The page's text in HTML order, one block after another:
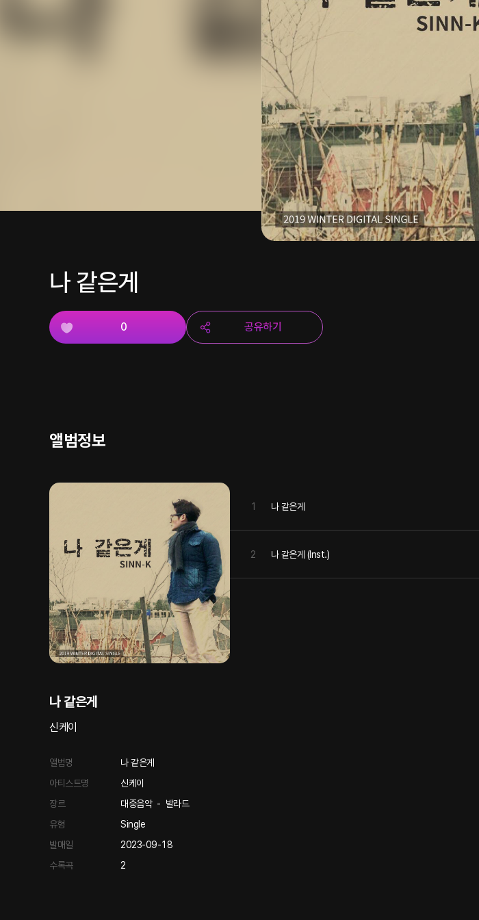
나 같은게
0 공유하기
앨범정보
나 같은게
신케이
앨범명
나 같은게
아티스트명
신케이
장르
대중음악- 발라드
유형
Single
발매일
2023-09-18
수록곡
2
1 나 같은게
2 나 같은게 (Inst.)